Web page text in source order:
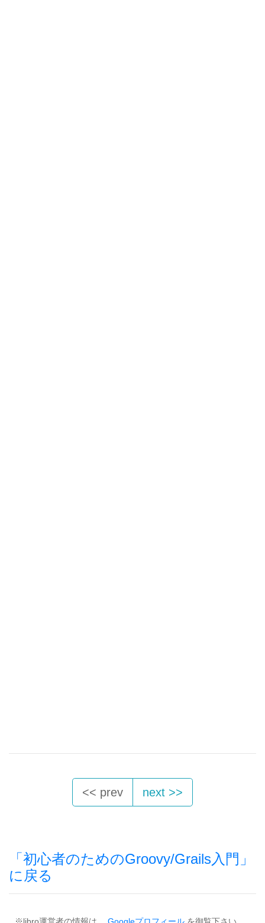
<< prev next >>
「初心者のためのGroovy/Grails入門」
に戻る